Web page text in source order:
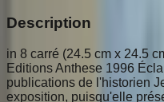
Description
in 8 carré (24.5 cm x 24.5
Editions Anthese 1996
publications de l'historien
exposition, puisqu'elle